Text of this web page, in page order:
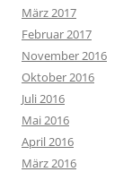
März 2017
Februar 2017
November 2016
Oktober 2016
Juli 2016
Mai 2016
April 2016
März 2016